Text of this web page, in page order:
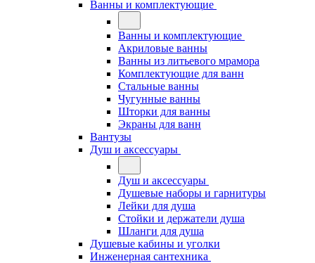
Ванны и комплектующие
Ванны и комплектующие
Акриловые ванны
Ванны из литьевого мрамора
Комплектующие для ванн
Стальные ванны
Чугунные ванны
Шторки для ванны
Экраны для ванн
Вантузы
Душ и аксессуары
Душ и аксессуары
Душевые наборы и гарнитуры
Лейки для душа
Стойки и держатели душа
Шланги для душа
Душевые кабины и уголки
Инженерная сантехника